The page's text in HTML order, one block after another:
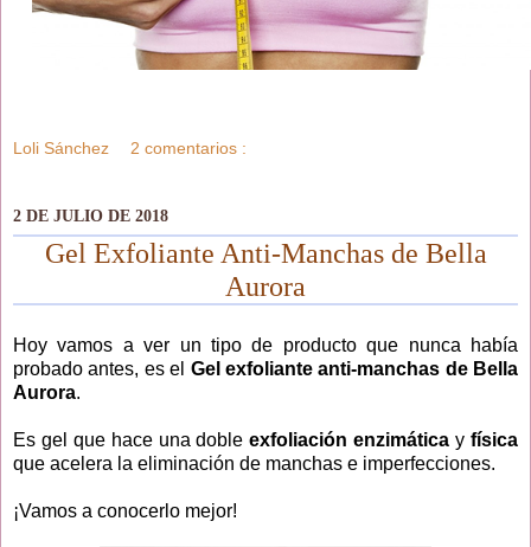
Loli Sánchez 2 comentarios :
2 DE JULIO DE 2018
Gel Exfoliante Anti-Manchas de Bella
Aurora
Hoy vamos a ver un tipo de producto que nunca había
probado antes, es el Gel exfoliante anti-manchas de Bella
Aurora.
Es gel que hace una dobleexfoliación enzimática yfísica
que acelera la eliminación de manchas e imperfecciones.
¡Vamos a conocerlo mejor!